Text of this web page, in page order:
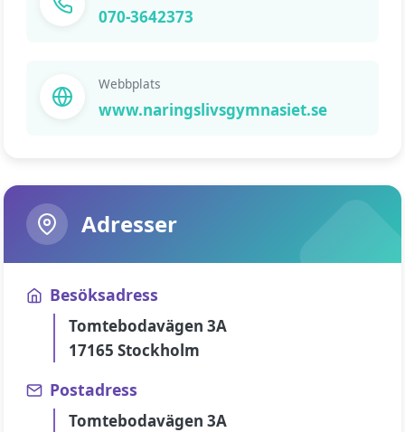
070-3642373
Webbplats
www.naringslivsgymnasiet.se
Adresser
Besöksadress
Tomtebodavägen 3A
17165 Stockholm
Postadress
Tomtebodavägen 3A